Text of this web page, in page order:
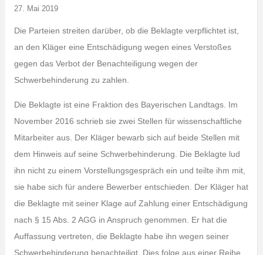
27. Mai 2019
Die Parteien streiten darüber, ob die Beklagte verpflichtet ist,
an den Kläger eine Entschädigung wegen eines Verstoßes
gegen das Verbot der Benachteiligung wegen der
Schwerbehinderung zu zahlen.
Die Beklagte ist eine Fraktion des Bayerischen Landtags. Im
November 2016 schrieb sie zwei Stellen für wissenschaftliche
Mitarbeiter aus. Der Kläger bewarb sich auf beide Stellen mit
dem Hinweis auf seine Schwerbehinderung. Die Beklagte lud
ihn nicht zu einem Vorstellungsgespräch ein und teilte ihm mit,
sie habe sich für andere Bewerber entschieden. Der Kläger hat
die Beklagte mit seiner Klage auf Zahlung einer Entschädigung
nach § 15 Abs. 2 AGG in Anspruch genommen. Er hat die
Auffassung vertreten, die Beklagte habe ihn wegen seiner
Schwerbehinderung benachteiligt. Dies folge aus einer Reihe